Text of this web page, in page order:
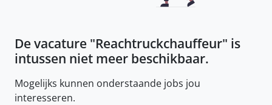
De vacature "Reachtruckchauffeur" is
intussen niet meer beschikbaar.
Mogelijks kunnen onderstaande jobs jou
interesseren.